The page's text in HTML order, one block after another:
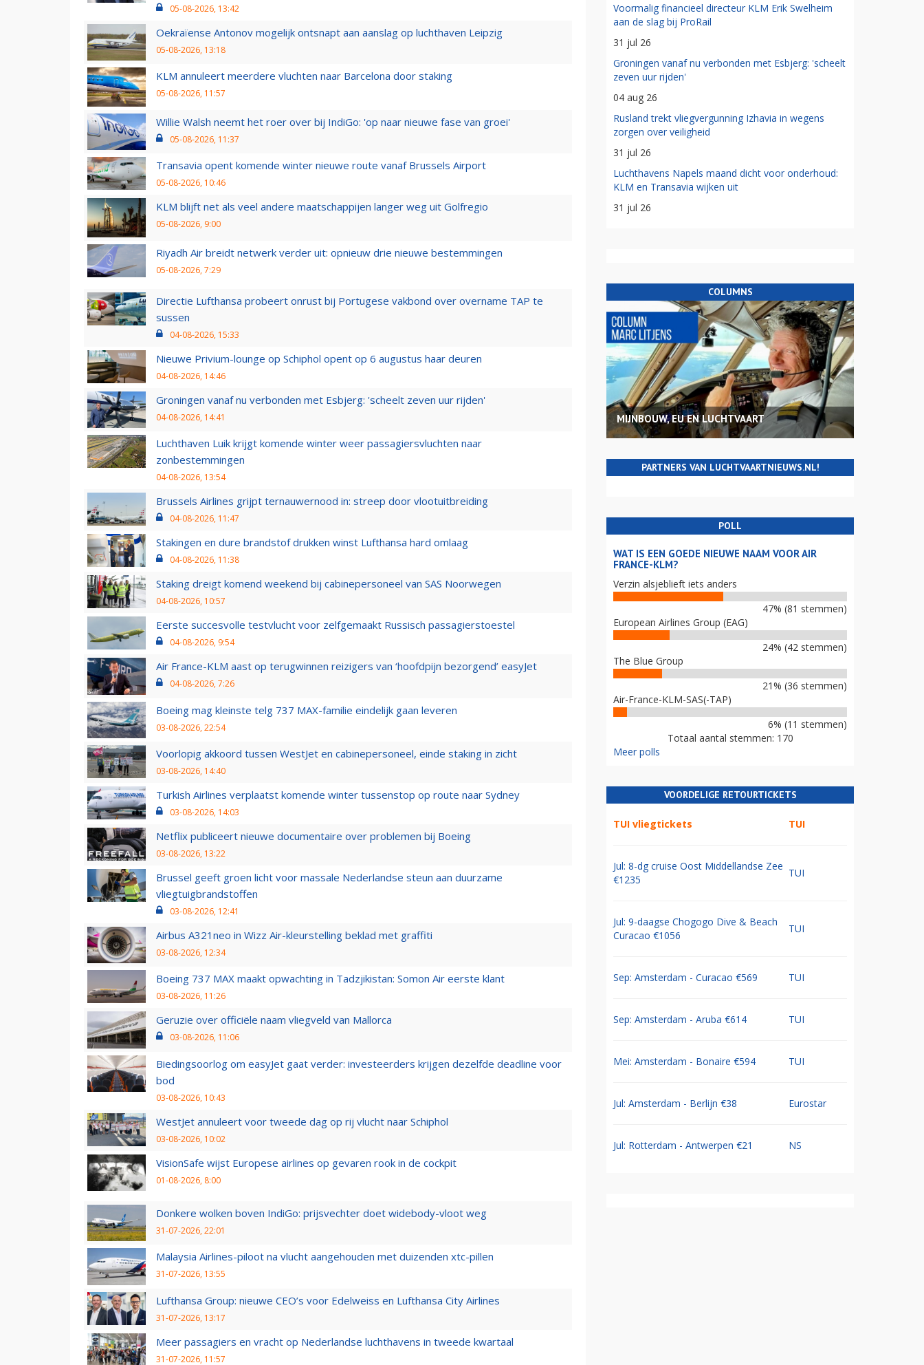
05-08-2026, 13:42
Oekraïense Antonov mogelijk ontsnapt aan aanslag op luchthaven Leipzig
05-08-2026, 13:18
KLM annuleert meerdere vluchten naar Barcelona door staking
05-08-2026, 11:57
Willie Walsh neemt het roer over bij IndiGo: 'op naar nieuwe fase van groei'
05-08-2026, 11:37
Transavia opent komende winter nieuwe route vanaf Brussels Airport
05-08-2026, 10:46
KLM blijft net als veel andere maatschappijen langer weg uit Golfregio
05-08-2026, 9:00
Riyadh Air breidt netwerk verder uit: opnieuw drie nieuwe bestemmingen
05-08-2026, 7:29
Directie Lufthansa probeert onrust bij Portugese vakbond over overname TAP te
sussen
04-08-2026, 15:33
Nieuwe Privium-lounge op Schiphol opent op 6 augustus haar deuren
04-08-2026, 14:46
Groningen vanaf nu verbonden met Esbjerg: 'scheelt zeven uur rijden'
04-08-2026, 14:41
Luchthaven Luik krijgt komende winter weer passagiersvluchten naar
zonbestemmingen
04-08-2026, 13:54
Brussels Airlines grijpt ternauwernood in: streep door vlootuitbreiding
04-08-2026, 11:47
Stakingen en dure brandstof drukken winst Lufthansa hard omlaag
04-08-2026, 11:38
Staking dreigt komend weekend bij cabinepersoneel van SAS Noorwegen
04-08-2026, 10:57
Eerste succesvolle testvlucht voor zelfgemaakt Russisch passagierstoestel
04-08-2026, 9:54
Air France-KLM aast op terugwinnen reizigers van ‘hoofdpijn bezorgend’ easyJet
04-08-2026, 7:26
Boeing mag kleinste telg 737 MAX-familie eindelijk gaan leveren
03-08-2026, 22:54
Voorlopig akkoord tussen WestJet en cabinepersoneel, einde staking in zicht
03-08-2026, 14:40
Turkish Airlines verplaatst komende winter tussenstop op route naar Sydney
03-08-2026, 14:03
Netflix publiceert nieuwe documentaire over problemen bij Boeing
03-08-2026, 13:22
Brussel geeft groen licht voor massale Nederlandse steun aan duurzame
vliegtuigbrandstoffen
03-08-2026, 12:41
Airbus A321neo in Wizz Air-kleurstelling beklad met graffiti
03-08-2026, 12:34
Boeing 737 MAX maakt opwachting in Tadzjikistan: Somon Air eerste klant
03-08-2026, 11:26
Geruzie over officiële naam vliegveld van Mallorca
03-08-2026, 11:06
Biedingsoorlog om easyJet gaat verder: investeerders krijgen dezelfde deadline voor
bod
03-08-2026, 10:43
WestJet annuleert voor tweede dag op rij vlucht naar Schiphol
03-08-2026, 10:02
VisionSafe wijst Europese airlines op gevaren rook in de cockpit
01-08-2026, 8:00
Donkere wolken boven IndiGo: prijsvechter doet widebody-vloot weg
31-07-2026, 22:01
Malaysia Airlines-piloot na vlucht aangehouden met duizenden xtc-pillen
31-07-2026, 13:55
Lufthansa Group: nieuwe CEO’s voor Edelweiss en Lufthansa City Airlines
31-07-2026, 13:17
Meer passagiers en vracht op Nederlandse luchthavens in tweede kwartaal
31-07-2026, 11:57
Voormalig financieel directeur KLM Erik Swelheim
aan de slag bij ProRail
31 jul 26
Groningen vanaf nu verbonden met Esbjerg: 'scheelt
zeven uur rijden'
04 aug 26
Rusland trekt vliegvergunning Izhavia in wegens
zorgen over veiligheid
31 jul 26
Luchthavens Napels maand dicht voor onderhoud:
KLM en Transavia wijken uit
31 jul 26
COLUMNS
MIJNBOUW, EU EN LUCHTVAART
PARTNERS VAN LUCHTVAARTNIEUWS.NL!
POLL
WAT IS EEN GOEDE NIEUWE NAAM VOOR AIR
FRANCE-KLM?
Verzin alsjeblieft iets anders
47% (81 stemmen)
European Airlines Group (EAG)
24% (42 stemmen)
The Blue Group
21% (36 stemmen)
Air-France-KLM-SAS(-TAP)
6% (11 stemmen)
Totaal aantal stemmen: 170
Meer polls
VOORDELIGE RETOURTICKETS
TUI vliegtickets TUI
Jul: 8-dg cruise Oost Middellandse Zee
€1235
TUI
Jul: 9-daagse Chogogo Dive & Beach
Curacao €1056
TUI
Sep: Amsterdam - Curacao €569 TUI
Sep: Amsterdam - Aruba €614 TUI
Mei: Amsterdam - Bonaire €594 TUI
Jul: Amsterdam - Berlijn €38 Eurostar
Jul: Rotterdam - Antwerpen €21 NS